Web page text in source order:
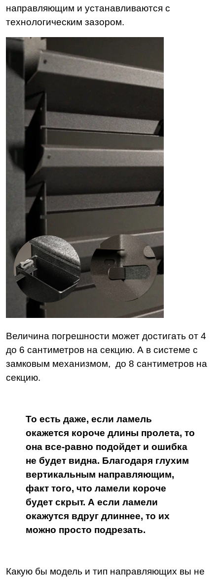
направляющим и устанавливаются с
технологическим зазором.
Величина погрешности может достигать от 4
до 6 сантиметров на секцию. А в системе с
замковым механизмом, до 8 сантиметров на
секцию.
То есть даже, если ламель
окажется короче длины пролета, то
она все-равно подойдет и ошибка
не будет видна. Благодаря глухим
вертикальным направляющим,
факт того, что ламели короче
будет скрыт. А если ламели
окажутся вдруг длиннее, то их
можно просто подрезать.
Какую бы модель и тип направляющих вы не